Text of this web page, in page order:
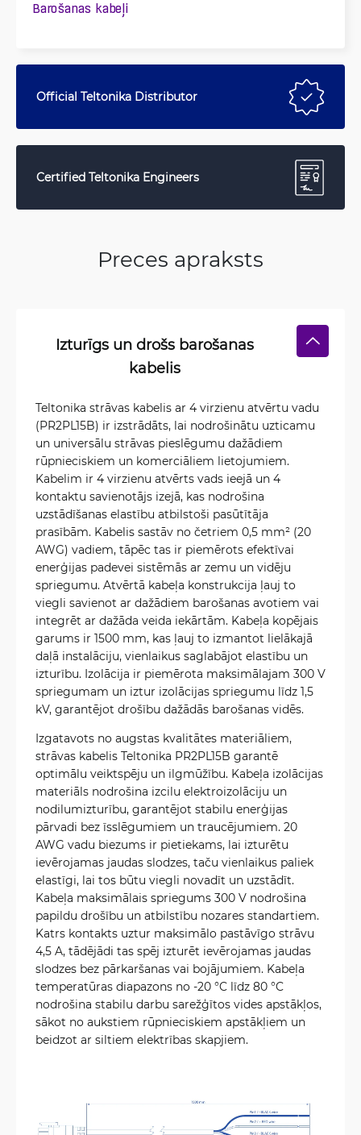
Barošanas kabeļi
Official Teltonika Distributor
Certified Teltonika Engineers
Preces apraksts
Izturīgs un drošs barošanas
kabelis
Teltonika strāvas kabelis ar 4 virzienu atvērtu vadu
(PR2PL15B) ir izstrādāts, lai nodrošinātu uzticamu
un universālu strāvas pieslēgumu dažādiem
rūpnieciskiem un komerciāliem lietojumiem.
Kabelim ir 4 virzienu atvērts vads ieejā un 4
kontaktu savienotājs izejā, kas nodrošina
uzstādīšanas elastību atbilstoši pasūtītāja
prasībām. Kabelis sastāv no četriem 0,5 mm² (20
AWG) vadiem, tāpēc tas ir piemērots efektīvai
enerģijas padevei sistēmās ar zemu un vidēju
spriegumu. Atvērtā kabeļa konstrukcija ļauj to
viegli savienot ar dažādiem barošanas avotiem vai
integrēt ar dažāda veida iekārtām. Kabeļa kopējais
garums ir 1500 mm, kas ļauj to izmantot lielākajā
daļā instalāciju, vienlaikus saglabājot elastību un
izturību. Izolācija ir piemērota maksimālajam 300 V
spriegumam un iztur izolācijas spriegumu līdz 1,5
kV, garantējot drošību dažādās barošanas vidēs.
Izgatavots no augstas kvalitātes materiāliem,
strāvas kabelis Teltonika PR2PL15B garantē
optimālu veiktspēju un ilgmūžību. Kabeļa izolācijas
materiāls nodrošina izcilu elektroizolāciju un
nodilumizturību, garantējot stabilu enerģijas
pārvadi bez īsslēgumiem un traucējumiem. 20
AWG vadu biezums ir pietiekams, lai izturētu
ievērojamas jaudas slodzes, taču vienlaikus paliek
elastīgi, lai tos būtu viegli novadīt un uzstādīt.
Kabeļa maksimālais spriegums 300 V nodrošina
papildu drošību un atbilstību nozares standartiem.
Katrs kontakts uztur maksimālo pastāvīgo strāvu
4,5 A, tādējādi tas spēj izturēt ievērojamas jaudas
slodzes bez pārkaršanas vai bojājumiem. Kabeļa
temperatūras diapazons no -20 °C līdz 80 °C
nodrošina stabilu darbu sarežģītos vides apstākļos,
sākot no aukstiem rūpnieciskiem apstākļiem un
beidzot ar siltiem elektrības skapjiem.